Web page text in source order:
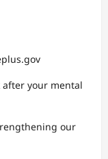
after your mental
our